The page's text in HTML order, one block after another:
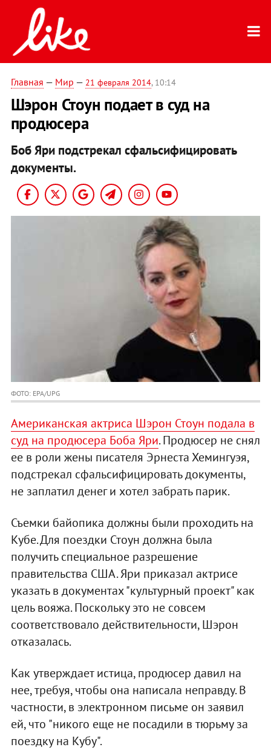
Главная — Мир — 21 февраля 2014, 10:14
Шэрон Стоун подает в суд на
продюсера
Боб Яри подстрекал сфальсифицировать
документы.
ФОТО: EPA/UPG
Американская актриса Шэрон Стоун подала в
суд на продюсера Боба Яри. Продюсер не снял
ее в роли жены писателя Эрнеста Хемингуэя,
подстрекал сфальсифицировать документы,
не заплатил денег и хотел забрать парик.
Съемки байопика должны были проходить на
Кубе. Для поездки Стоун должна была
получить специальное разрешение
правительства США. Яри приказал актрисе
указать в документах "культурный проект" как
цель вояжа. Поскольку это не совсем
соответствовало действительности, Шэрон
отказалась.
Как утверждает истица, продюсер давил на
нее, требуя, чтобы она написала неправду. В
частности, в электронном письме он заявил
ей, что "никого еще не посадили в тюрьму за
поездку на Кубу".